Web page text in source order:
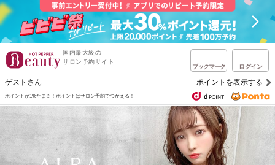
国内最大級の
サロン予約サイト
ブックマーク ログイン
ゲストさん ポイントを表示する
ポイントが1%たまる！ ポイントはサロン予約でつかえる！